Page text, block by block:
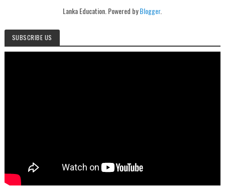
Lanka Education. Powered byBlogger.
SUBSCRIBE US